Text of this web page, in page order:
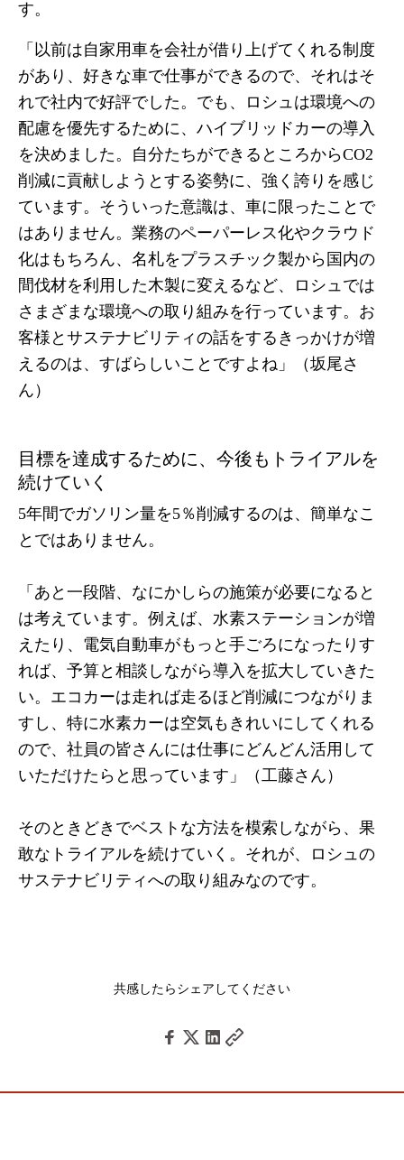
す。
「以前は自家用車を会社が借り上げてくれる制度
があり、好きな車で仕事ができるので、それはそ
れで社内で好評でした。でも、ロシュは環境への
配慮を優先するために、ハイブリッドカーの導入
を決めました。自分たちができるところからCO2
削減に貢献しようとする姿勢に、強く誇りを感じ
ています。そういった意識は、車に限ったことで
はありません。業務のペーパーレス化やクラウド
化はもちろん、名札をプラスチック製から国内の
間伐材を利用した木製に変えるなど、ロシュでは
さまざまな環境への取り組みを行っています。お
客様とサステナビリティの話をするきっかけが増
えるのは、すばらしいことですよね」（坂尾さ
ん）
目標を達成するために、今後もトライアルを
続けていく
5年間でガソリン量を5％削減するのは、簡単なこ
とではありません。
「あと一段階、なにかしらの施策が必要になると
は考えています。例えば、水素ステーションが増
えたり、電気自動車がもっと手ごろになったりす
れば、予算と相談しながら導入を拡大していきた
い。エコカーは走れば走るほど削減につながりま
すし、特に水素カーは空気もきれいにしてくれる
ので、社員の皆さんには仕事にどんどん活用して
いただけたらと思っています」（工藤さん）
そのときどきでベストな方法を模索しながら、果
敢なトライアルを続けていく。それが、ロシュの
サステナビリティへの取り組みなのです。
共感したらシェアしてください